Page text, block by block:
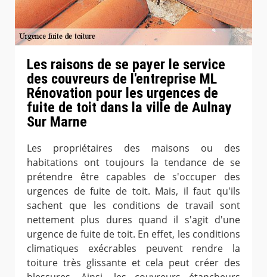
Les raisons de se payer le service
des couvreurs de l'entreprise ML
Rénovation pour les urgences de
fuite de toit dans la ville de Aulnay
Sur Marne
Les propriétaires des maisons ou des
habitations ont toujours la tendance de se
prétendre être capables de s'occuper des
urgences de fuite de toit. Mais, il faut qu'ils
sachent que les conditions de travail sont
nettement plus dures quand il s'agit d'une
urgence de fuite de toit. En effet, les conditions
climatiques exécrables peuvent rendre la
toiture très glissante et cela peut créer des